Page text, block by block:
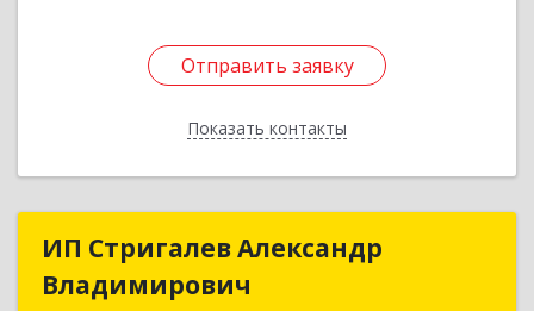
Отправить заявку
Показать контакты
Отправить заявку
Назад
ИП Стригалев Александр
Владимирович
ИП Стригалев Александр